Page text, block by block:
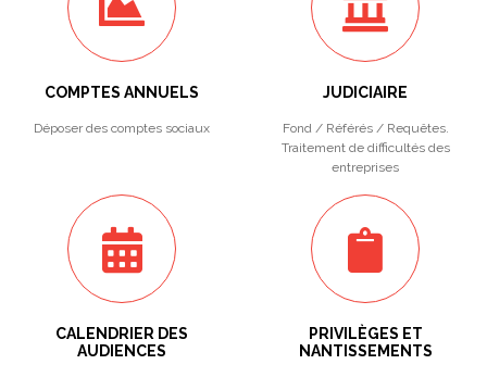
COMPTES ANNUELS
Déposer des comptes sociaux
JUDICIAIRE
Fond / Référés / Requêtes.
Traitement de difficultés des
entreprises
CALENDRIER DES
AUDIENCES
PRIVILÈGES ET
NANTISSEMENTS